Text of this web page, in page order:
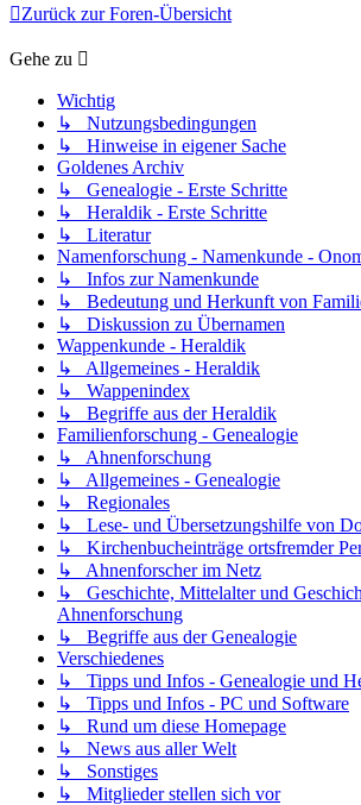
Zurück zur Foren-Übersicht
Gehe zu
Wichtig
↳ Nutzungsbedingungen
↳ Hinweise in eigener Sache
Goldenes Archiv
↳ Genealogie - Erste Schritte
↳ Heraldik - Erste Schritte
↳ Literatur
Namenforschung - Namenkunde -
↳ Infos zur Namenkunde
↳ Bedeutung und Herkunft von
↳ Diskussion zu Übernamen
Wappenkunde - Heraldik
↳ Allgemeines - Heraldik
↳ Wappenindex
↳ Begriffe aus der Heraldik
Familienforschung - Genealogie
↳ Ahnenforschung
↳ Allgemeines - Genealogie
↳ Regionales
↳ Lese- und Übersetzungshilfe von
↳ Kirchenbucheinträge ortsfremder
↳ Ahnenforscher im Netz
↳ Geschichte, Mittelalter und
Ahnenforschung
↳ Begriffe aus der Genealogie
Verschiedenes
↳ Tipps und Infos - Genealogie und
↳ Tipps und Infos - PC und Software
↳ Rund um diese Homepage
↳ News aus aller Welt
↳ Sonstiges
↳ Mitglieder stellen sich vor